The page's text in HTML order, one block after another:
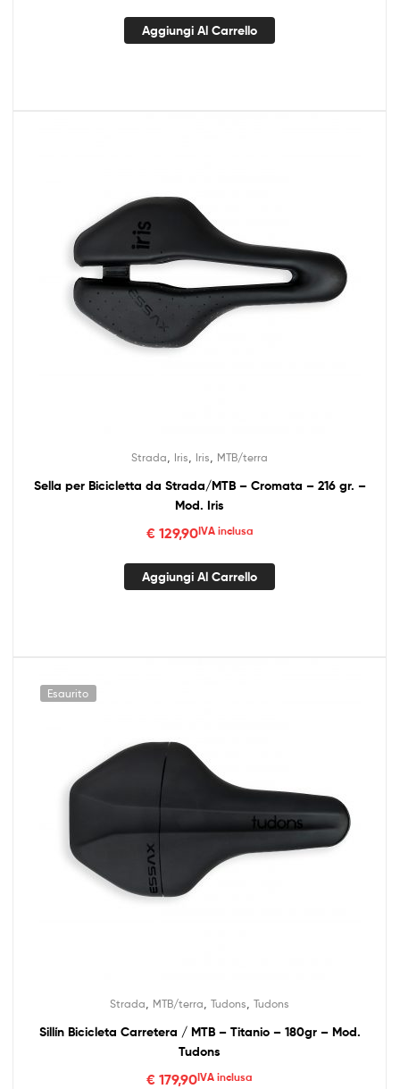
Aggiungi Al Carrello
Strada, Iris, Iris, MTB/terra
Sella per Bicicletta da Strada/MTB – Cromata – 216 gr. –
Mod. Iris
€129,90IVA inclusa
Aggiungi Al Carrello
Esaurito
Strada MTB/terra Tudons Tudons
Sillín Bicicleta Carretera / MTB – Titanio – 180gr – Mod.
Tudons
€ 179,90IVA inclusa